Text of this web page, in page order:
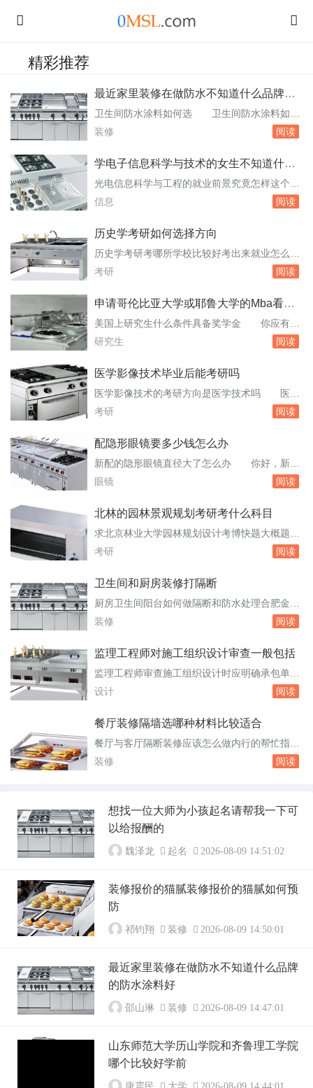
精彩推荐
最近家里装修在做防水不知道什么品牌的
防水涂料好
卫生间防水涂料如何选 卫生间防水涂料如何
选卫生间防水是否过关，涂料很关键。目前市场
状的防水涂料，聚氨酯类防水涂料和聚合物复合
防水胶粉和堵漏灵等。消费者如何选择合适的卫
生间防水涂料，确保家里的防水层。防水涂料选
装修 阅读
学电子信息科学与技术的女生不知道什么
方向比较适合我求指导
光电信息科学与工程的就业前景究竟怎样这个专
业是不是女生很难学 光电信息科学与工程的
电信息科学与工程专业的就业前景被认为是非常
机应用技术等领域从事教学、科学研究、产品研
发、生产技术管理等工作。考研方向则包括电子
信息 阅读
历史学考研如何选择方向
历史学考研考哪所学校比较好考出来就业怎么
样 我同意楼上的历史是很有用！但是就业很
的，因为理论比较虚。所以也就有北大文史学科
能去初中高中当老师！现在教师队伍基本饱和！
能留校当老师基本不可能！你学中文类还不如去
考研 阅读
申请哥伦比亚大学或耶鲁大学的Mba看大
学Gpa还是研究生的成绩
美国上研究生什么条件具备奖学金 你应有尽
可能高的GPA。2、TOEFL和GRE。中国学生的
往往也来自中国，所以这两项成绩是越高。哥伦
样做：六、有关美国研究生奖学金的常见问题解
答1、是申请Fellowship奖学...
研究生 阅读
医学影像技术毕业后能考研吗
医学影像技术的考研方向是医学技术吗 医学
影像技术的考研方向不局限于医学技术，而是涵
研的主要方向：影像医学与核医学外科学放射医
自己的方向进行深入研究。医学影像技术需要考
研吗考的话是不是比较难考研后和本科毕业直
考研 阅读
配隐形眼镜要多少钱怎么办
新配的隐形眼镜直径大了怎么办 你好，新配
的隐形眼镜直径大了怎么办？这个，在配新的隐
和基弧大小的，这样在选择隐形眼镜的时候是对
眼镜，不适合自己眼睛的隐形眼镜不要勉强戴。
请问配眼镜多少钱 隐形眼镜的价格，实体店
眼镜 阅读
北林的园林景观规划考研考什么科目
求北京林业大学园林规划设计考博快题大概题
目 到华元官网下载，都是免费的任务书和快
例》，考研必备。我是学景观设计的想要考研却
设计实力比较强的是北京林业大学、同济大学、
南京林业大学等等。广东这边的学校就只有华南
考研 阅读
卫生间和厨房装修打隔断
厨房卫生间阳台如何做隔断和防水处理合肥金三
环装饰公司的施工 金三环装饰公司的施工工
了，多少在合肥的确没有多少公司敢真正的承诺
可以带着父母和孩子看看他们的工艺厨房卫生间
连在一起怎么装修效果图 对于厨房卫生间连
装修 阅读
监理工程师对施工组织设计审查一般包括
监理工程师审查施工组织设计时应明确承包单位
是否了解并掌握了本 C答案解析：[解析]施工
本工程的特点及难点，施工条件是否分析充分。
和质量目标，该施工组织设计是否切实可行；技
术方案的先进性是指施工组织设计采用的技术方
设计 阅读
餐厅装修隔墙选哪种材料比较适合
餐厅与客厅隔断装修应该怎么做内行的帮忙指导
一下啊 装修客厅和餐厅隔开应该怎么做：第
展示一些高档酒和红酒等，还可搭配放些适当的
摆设，这样将餐厅和客厅达到分隔成两区的效
果，却又有机地联系在一起；第二种方案：做=
一=个...
装修 阅读
想找一位大师为小孩起名请帮我一下可
以给报酬的
魏泽龙 起名 2026-08-09 14:51:02
装修报价的猫腻装修报价的猫腻如何预
防
祁钧翔 装修 2026-08-09 14:50:01
最近家里装修在做防水不知道什么品牌
的防水涂料好
邵山琳 装修 2026-08-09 14:47:01
山东师范大学历山学院和齐鲁理工学院
哪个比较好学前